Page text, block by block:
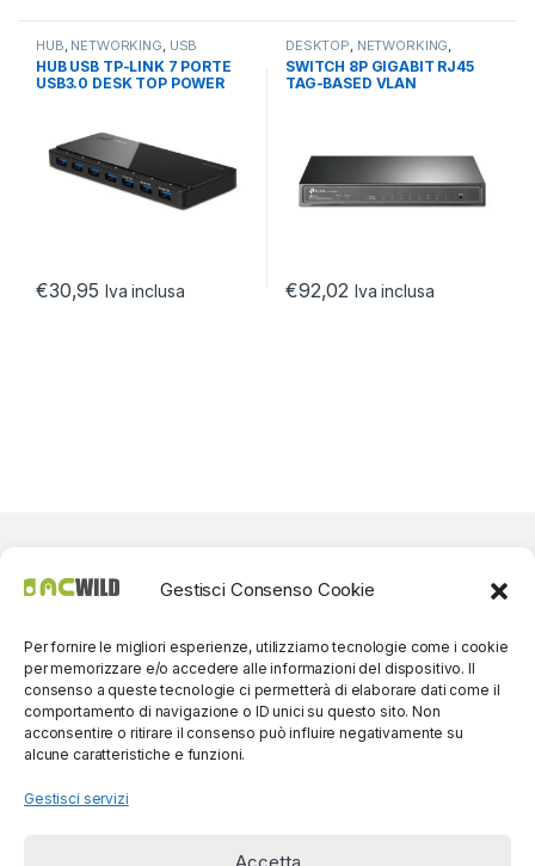
Gestisci Consenso Cookie
Per fornire le migliori esperienze, utilizziamo tecnologie come i cookie
per memorizzare e/o accedere alle informazioni del dispositivo. Il
consenso a queste tecnologie ci permetterà di elaborare dati come il
comportamento di navigazione o ID unici su questo sito. Non
acconsentire o ritirare il consenso può influire negativamente su
alcune caratteristiche e funzioni.
Gestisci servizi
Accetta
HUB NETWORKING USB
HUB USB TP-LINK 7 PORTE
USB3.0 DESK TOP POWER
€30,95 Iva inclusa
DESKTOP NETWORKING
SWITCH
SWITCH 8P GIGABIT RJ45
TAG-BASED VLAN
€92,02 Iva inclusa